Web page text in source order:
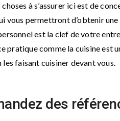
à s’assurer ici est de
vous permettront d’obtenir
est la clef de votre
pratique comme la cuisine est
les faisant cuisiner devant vous.
des